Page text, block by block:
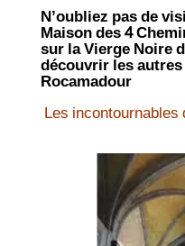
N’oubliez pas de
Maison des 4
sur la Vierge Noire
découvrir les
Rocamadour
Les